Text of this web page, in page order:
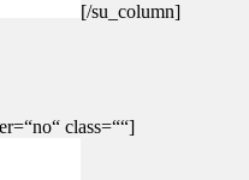
[/su_column]
class=““]